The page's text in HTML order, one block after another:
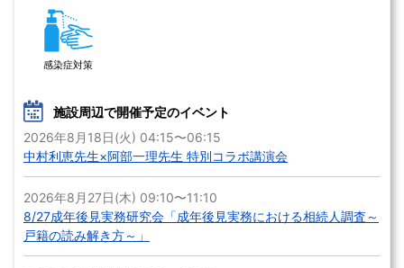
感染症対策
施設周辺で開催予定のイベント
2026年8月18日(火) 04:15〜06:15
中村利恵先生×阿部一理先生 特別コラボ講演会
2026年8月27日(木) 09:10〜11:10
8/27成年後見実務研究会「成年後見実務における相続人調査～
戸籍の読み解き方～」